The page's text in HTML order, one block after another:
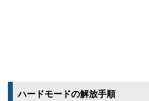
ハードモードの解放手順